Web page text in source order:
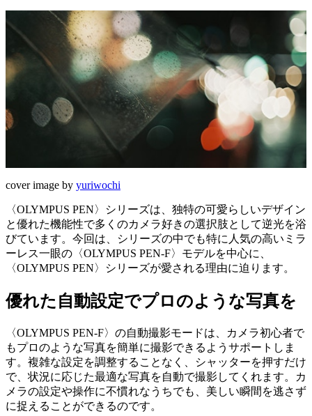
cover image by yuriwochi
〈OLYMPUS PEN〉シリーズは、独特の可愛らしいデザイン
と優れた機能性で多くのカメラ好きの選択肢として逆光を浴
びています。今回は、シリーズの中でも特に人気の高いミラ
ーレス一眼の〈OLYMPUS PEN-F〉モデルを中心に、
〈OLYMPUS PEN〉シリーズが愛される理由に迫ります。
優れた自動設定でプロのような写真を
〈OLYMPUS PEN-F〉の自動撮影モードは、カメラ初心者で
もプロのような写真を簡単に撮影できるようサポートしま
す。複雑な設定を調整することなく、シャッターを押すだけ
で、状況に応じた最適な写真を自動で撮影してくれます。カ
メラの設定や操作に不慣れなうちでも、美しい瞬間を逃さず
に捉えることができるのです。